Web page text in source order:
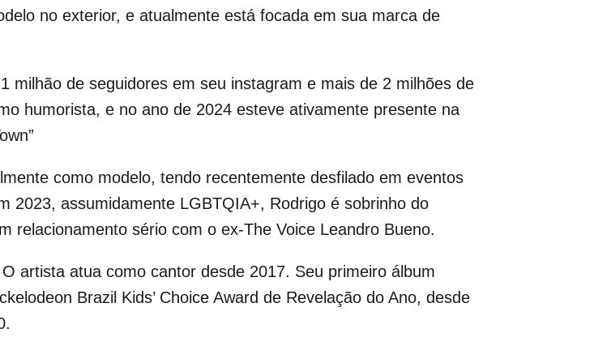
no exterior, e atualmente está focada em sua marca de
milhão de seguidores em seu instagram e mais de 2 milhões de
humorista, e no ano de 2024 esteve ativamente presente na
como modelo, tendo recentemente desfilado em eventos
2023, assumidamente LGBTQIA+, Rodrigo é sobrinho do
relacionamento sério com o ex-The Voice Leandro Bueno.
artista atua como cantor desde 2017. Seu primeiro álbum
Brazil Kids’ Choice Award de Revelação do Ano, desde